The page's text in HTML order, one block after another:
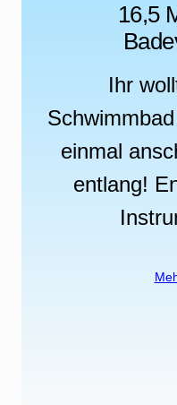
16,5
Ihr
einmal
entlang!